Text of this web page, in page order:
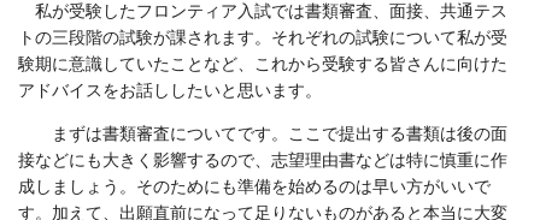
私が受験したフロンティア入試では書類審査、面接、共通テス
トの三段階の試験が課されます。それぞれの試験について私が受
験期に意識していたことなど、これから受験する皆さんに向けた
アドバイスをお話ししたいと思います。
まずは書類審査についてです。ここで提出する書類は後の面
接などにも大きく影響するので、志望理由書などは特に慎重に作
成しましょう。そのためにも準備を始めるのは早い方がいいで
す。加えて、出願直前になって足りないものがあると本当に大変